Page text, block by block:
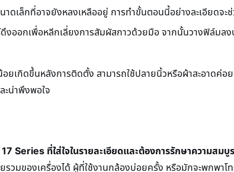
ดเล็กที่อาจยังหลงเหลืออยู่ การทำขั้นตอนนี้อย่างละเอียดจะ
ออกเพื่อหลีกเลี่ยงการสัมผัสกาวด้วยมือ จากนั้นวางฟิล์มลง
ยเกิดขึ้นหลังการติดตั้ง สามารถใช้ปลายนิ้วหรือผ้าสะอาดค่
น่าพึงพอใจ
Series ที่ใส่ใจในรายละเอียดและต้องการรักษาความส
วมของเครื่องได้ ผู้ที่ใช้งานกล้องบ่อยครั้ง หรือมักจะพกพา